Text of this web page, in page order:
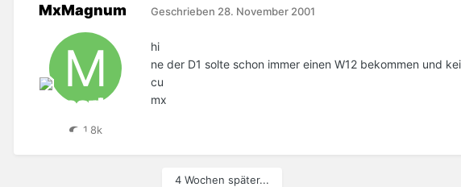
MxMagnum
1,8k
Geschrieben 28. November 2001
hi
ne der D1 solte schon immer einen W12 bekommen und
cu
mx
4 Wochen später...